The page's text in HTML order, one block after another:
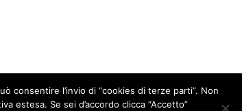
consentire l’invio di “cookies di terze parti”. Non
estesa. Se sei d’accordo clicca “Accetto”